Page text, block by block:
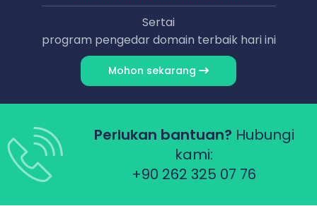
Sertai
program pengedar domain terbaik hari ini
Mohon sekarang
Perlukan bantuan? Hubungi
kami:
+90 262 325 07 76